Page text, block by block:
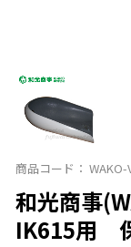
商品コード： WAKO-
和光商事
IK615用